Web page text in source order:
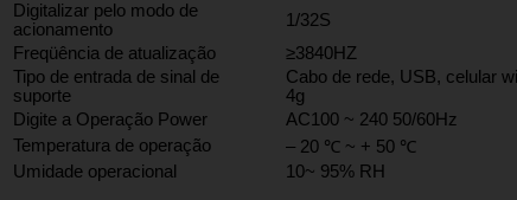
Digitalizar pelo modo de
acionamento
1/32S
Freqüência de atualização
≥3840HZ
Tipo de entrada de sinal de
suporte
Cabo de rede, USB, celular
4g
Digite a Operação Power
AC100 ~ 240 50/60Hz
Temperatura de operação
– 20 ℃ ~ + 50 ℃
Umidade operacional
10~ 95% RH